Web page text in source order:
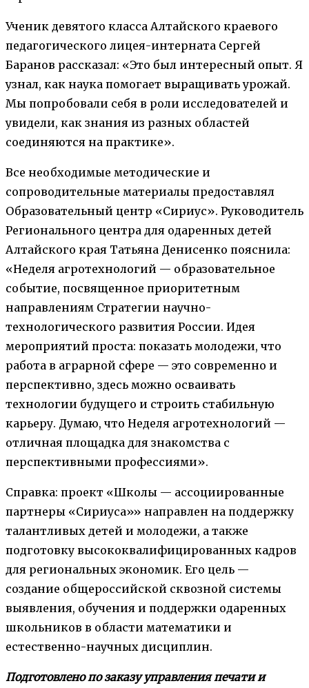
Ученик девятого класса Алтайского краевого
педагогического лицея-интерната Сергей
Баранов рассказал: «Это был интересный опыт. Я
узнал, как наука помогает выращивать урожай.
Мы попробовали себя в роли исследователей и
увидели, как знания из разных областей
соединяются на практике».
Все необходимые методические и
сопроводительные материалы предоставлял
Образовательный центр «Сириус». Руководитель
Регионального центра для одаренных детей
Алтайского края Татьяна Денисенко пояснила:
«Неделя агротехнологий — образовательное
событие, посвященное приоритетным
направлениям Стратегии научно-
технологического развития России. Идея
мероприятий проста: показать молодежи, что
работа в аграрной сфере — это современно и
перспективно, здесь можно осваивать
технологии будущего и строить стабильную
карьеру. Думаю, что Неделя агротехнологий —
отличная площадка для знакомства с
перспективными профессиями».
Справка: проект «Школы — ассоциированные
партнеры «Сириуса»» направлен на поддержку
талантливых детей и молодежи, а также
подготовку высококвалифицированных кадров
для региональных экономик. Его цель —
создание общероссийской сквозной системы
выявления, обучения и поддержки одаренных
школьников в области математики и
естественно-научных дисциплин.
Подготовлено по заказу управления печати и